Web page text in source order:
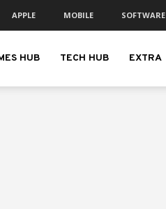
APPLE MOBILE SOFTWARE
HUB TECH HUB EXTRA